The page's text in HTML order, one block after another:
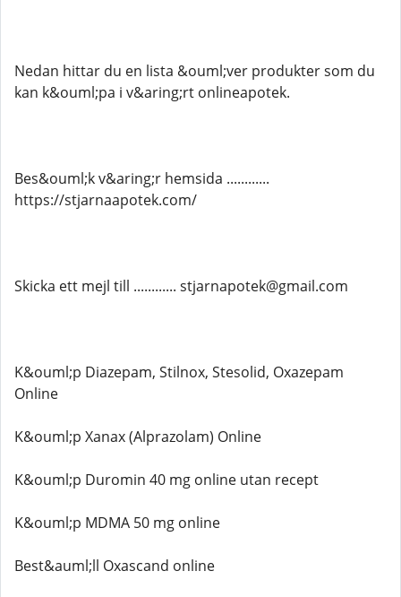
Nedan hittar du en lista &ouml;ver produkter som du
kan k&ouml;pa i v&aring;rt onlineapotek.
Bes&ouml;k v&aring;r hemsida ............
https://stjarnaapotek.com/
Skicka ett mejl till ............ stjarnapotek@gmail.com
K&ouml;p Diazepam, Stilnox, Stesolid, Oxazepam
Online
K&ouml;p Xanax (Alprazolam) Online
K&ouml;p Duromin 40 mg online utan recept
K&ouml;p MDMA 50 mg online
Best&auml;ll Oxascand online